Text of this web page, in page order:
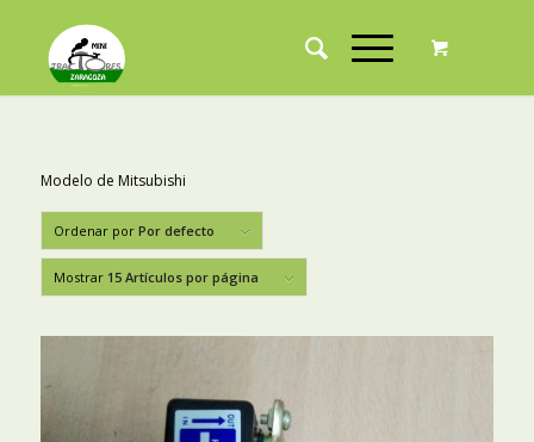
Modelo de Mitsubishi
Ordenar por Por defecto
Mostrar 15 Artículos por página